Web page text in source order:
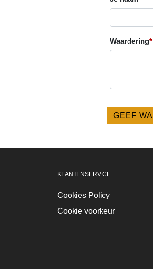
Waardering*
KLANTENSERVICE
Cookies Policy
Cookie voorkeur